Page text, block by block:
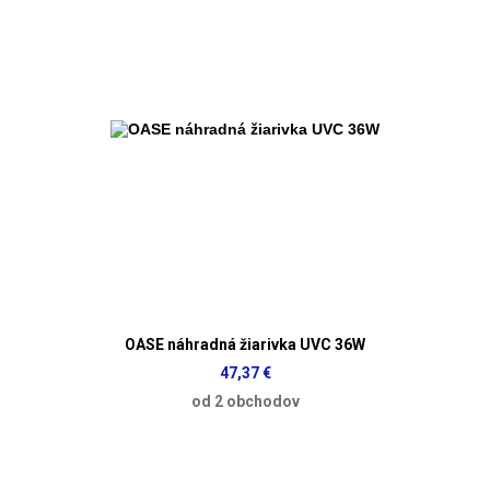
OASE náhradná žiarivka UVC 36W
47,37 €
od 2 obchodov